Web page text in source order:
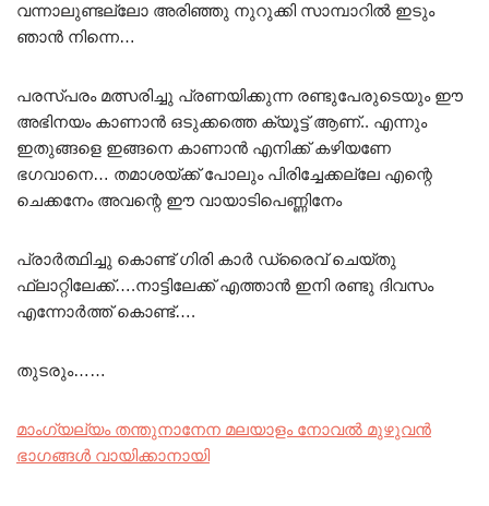
വന്നാലുണ്ടല്ലോ അരിഞ്ഞു നുറുക്കി സാമ്പാറിൽ ഇടും
ഞാൻ നിന്നെ…
പരസ്പരം മത്സരിച്ചു പ്രണയിക്കുന്ന രണ്ടുപേരുടെയും ഈ
അഭിനയം കാണാൻ ഒടുക്കത്തെ ക്യൂട്ട് ആണ്.. എന്നും
ഇതുങ്ങളെ ഇങ്ങനെ കാണാൻ എനിക്ക് കഴിയണേ
ഭഗവാനെ… തമാശയ്ക്ക് പോലും പിരിച്ചേക്കല്ലേ എന്റെ
ചെക്കനേം അവന്റെ ഈ വായാടിപെണ്ണിനേം
പ്രാർത്ഥിച്ചു കൊണ്ട് ഗിരി കാർ ഡ്രൈവ് ചെയ്തു
ഫ്ലാറ്റിലേക്ക്….നാട്ടിലേക്ക് എത്താൻ ഇനി രണ്ടു ദിവസം
എന്നോർത്ത് കൊണ്ട്….
തുടരും……
മാംഗ്യല്യം തന്തുനാനേന മലയാളം നോവൽ മുഴുവൻ
ഭാഗങ്ങൾ വായിക്കാനായി